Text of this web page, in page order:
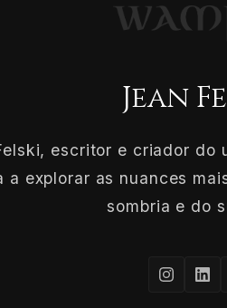
Jean
escritor e criador do
a explorar as nuances
sombria e do